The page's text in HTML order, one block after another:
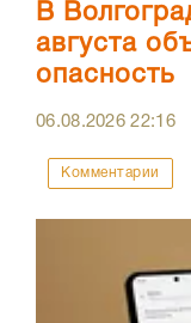
В
августа
опасность
06.08.202622:16
Комментарии